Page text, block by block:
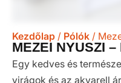
Kezdőlap / Pólók /
MEZEI NYUSZI
Egy kedves és
virágok és az akvarell